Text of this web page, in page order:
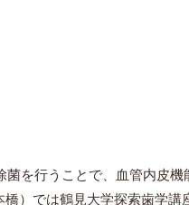
菌を行うことで、血管内皮
）では鶴見大学探索歯学講